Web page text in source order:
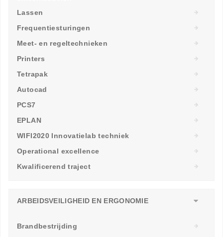
Lassen
Frequentiesturingen
Meet- en regeltechnieken
Printers
Tetrapak
Autocad
PCS7
EPLAN
WIFI2020 Innovatielab techniek
Operational excellence
Kwalificerend traject
ARBEIDSVEILIGHEID EN ERGONOMIE
Brandbestrijding